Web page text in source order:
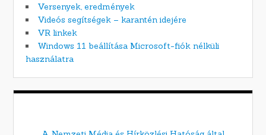
Versenyek, eredmények
Videós segítségek – karantén idejére
VR linkek
Windows 11 beállítása Microsoft-fiók nélküli
használatra